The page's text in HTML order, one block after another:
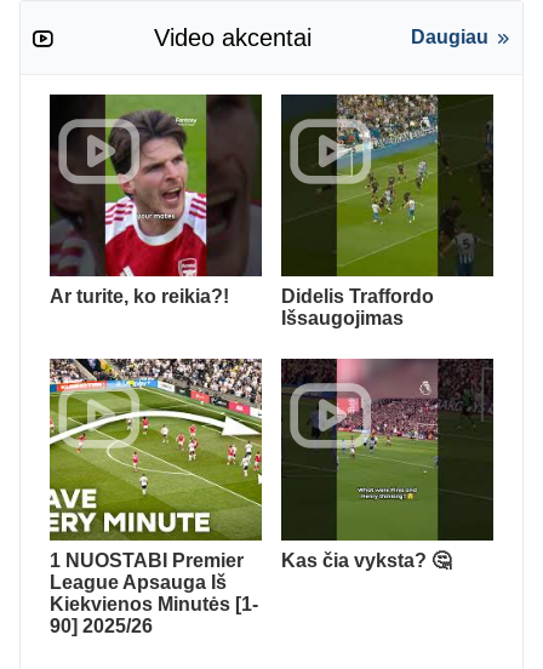
Video akcentai Daugiau
Ar turite, ko reikia?!
Didelis Traffordo
Išsaugojimas
1 NUOSTABI Premier
League Apsauga Iš
Kiekvienos Minutės [1-
90] 2025/26
Kas čia vyksta? 🤔